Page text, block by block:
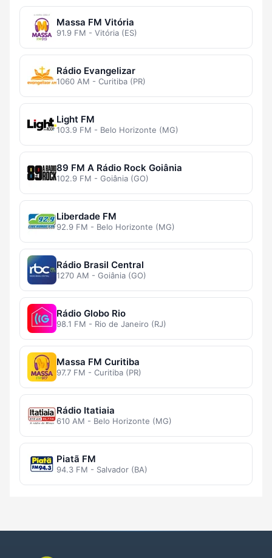
Massa FM Vitória
91.9 FM - Vitória (ES)
Rádio Evangelizar
1060 AM - Curitiba (PR)
Light FM
103.9 FM - Belo Horizonte (MG)
89 FM A Rádio Rock Goiânia
102.9 FM - Goiânia (GO)
Liberdade FM
92.9 FM - Belo Horizonte (MG)
Rádio Brasil Central
1270 AM - Goiânia (GO)
Rádio Globo Rio
98.1 FM - Rio de Janeiro (RJ)
Massa FM Curitiba
97.7 FM - Curitiba (PR)
Rádio Itatiaia
610 AM - Belo Horizonte (MG)
Piatã FM
94.3 FM - Salvador (BA)